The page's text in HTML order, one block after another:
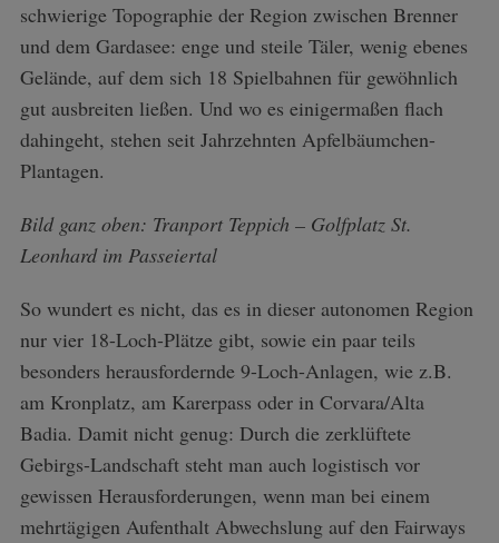
schwierige Topographie der Region zwischen Brenner
und dem Gardasee: enge und steile Täler, wenig ebenes
Gelände, auf dem sich 18 Spielbahnen für gewöhnlich
gut ausbreiten ließen. Und wo es einigermaßen flach
dahingeht, stehen seit Jahrzehnten Apfelbäumchen-
Plantagen.
Bild ganz oben: Tranport Teppich – Golfplatz St.
Leonhard im Passeiertal
So wundert es nicht, das es in dieser autonomen Region
nur vier 18-Loch-Plätze gibt, sowie ein paar teils
besonders herausfordernde 9-Loch-Anlagen, wie z.B.
am Kronplatz, am Karerpass oder in Corvara/Alta
Badia. Damit nicht genug: Durch die zerklüftete
Gebirgs-Landschaft steht man auch logistisch vor
gewissen Herausforderungen, wenn man bei einem
mehrtägigen Aufenthalt Abwechslung auf den Fairways